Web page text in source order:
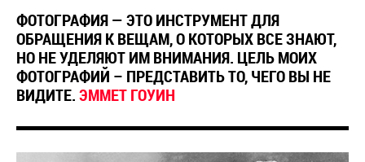
ФОТОГРАФИЯ — ЭТО ИНСТРУМЕНТ ДЛЯ
ОБРАЩЕНИЯ К ВЕЩАМ, О КОТОРЫХ ВСЕ ЗНАЮТ,
НО НЕ УДЕЛЯЮТ ИМ ВНИМАНИЯ. ЦЕЛЬ МОИХ
ФОТОГРАФИЙ – ПРЕДСТАВИТЬ ТО, ЧЕГО ВЫ НЕ
ВИДИТЕ.ЭММЕТ ГОУИН